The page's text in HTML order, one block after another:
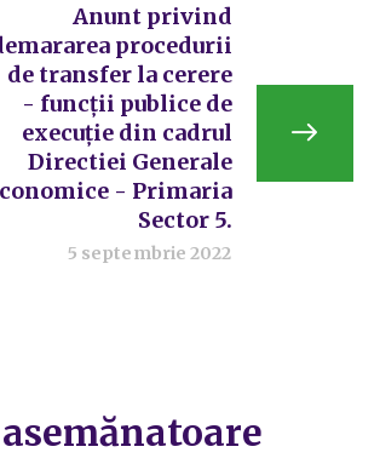
Anunt privind
procedurii
de transfer la cerere
- funcţii publice de
execuţie din cadrul
Directiei Generale
- Primaria
Sector 5.
5 septembrie 2022